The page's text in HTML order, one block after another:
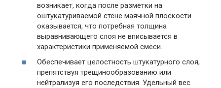
возникает, когда после разметки на
оштукатуриваемой стене маячной плоскости
оказывается, что потребная толщина
выравнивающего слоя не вписывается в
характеристики применяемой смеси.
Обеспечивает целостность штукатурного слоя,
препятствуя трещинообразованию или
нейтрализуя его последствия. Удельный вес